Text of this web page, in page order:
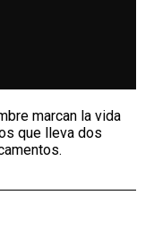
marcan la vida
que lleva dos